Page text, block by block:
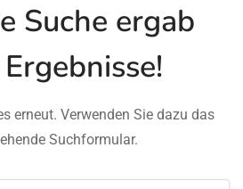
Suche ergab
erneut. Verwenden Sie dazu das
Suchformular.